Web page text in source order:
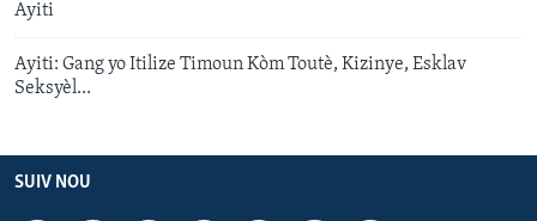
Ayiti
Ayiti: Gang yo Itilize Timoun Kòm Toutè, Kizinye, Esklav
Seksyèl...
SUIV NOU